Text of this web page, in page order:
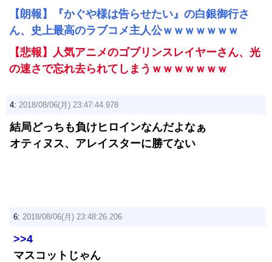
【朗報】『かぐや様は告らせたい』の白銀御行さ
ん、史上最高のラブコメ主人公ｗｗｗｗｗｗｗ
【悲報】人気アニメのゴブリンスレイヤーさん、光
の速さで忘れ去られてしまうｗｗｗｗｗｗｗ
4: 2018/08/06(月) 23:47:44.978
結局どっちも負けヒロインなんだよなぁ
オティヌス、アレイスターに勝てない
6: 2018/08/06(月) 23:48:26.206
>>4
マスコットじゃん